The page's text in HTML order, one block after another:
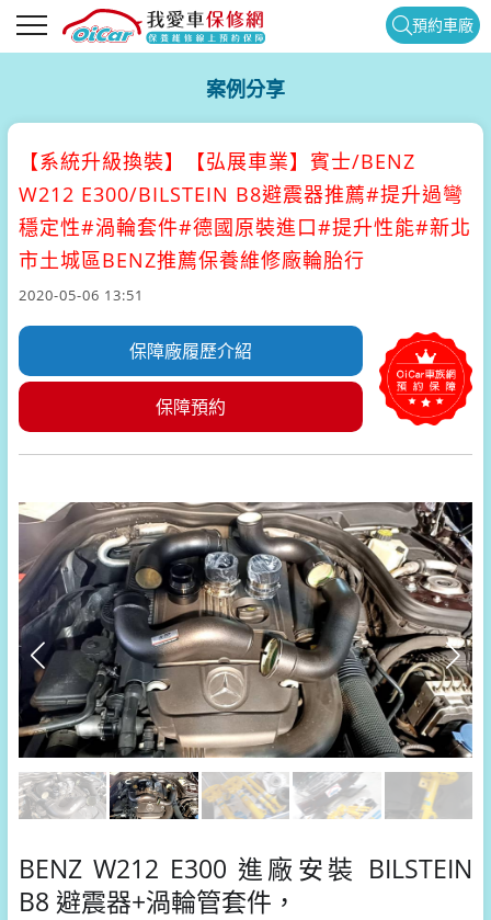
預約車廠
案例分享
【系統升級換裝】
【弘展車業】賓士/BENZ
W212 E300/BILSTEIN B8避震器推薦#提升過彎
穩定性#渦輪套件#德國原裝進口#提升性能#新北
市土城區BENZ推薦保養維修廠輪胎行
2020-05-06 13:51
保障廠履歷介紹
保障預約
BENZ W212 E300 進廠安裝 BILSTEIN
B8 避震器+渦輪管套件，